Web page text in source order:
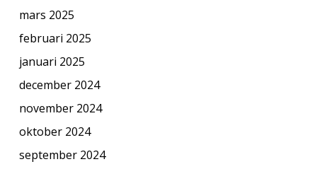
mars 2025
februari 2025
januari 2025
december 2024
november 2024
oktober 2024
september 2024